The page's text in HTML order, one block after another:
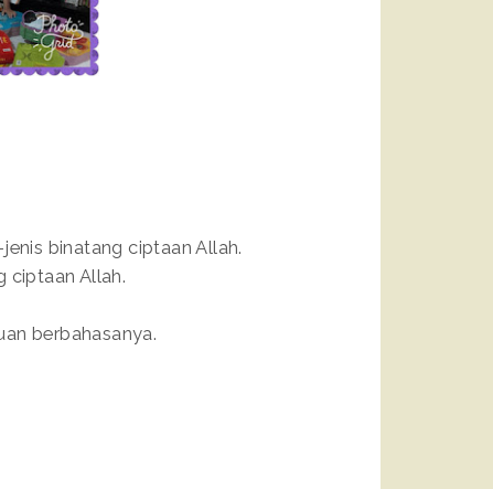
binatang ciptaan Allah.
ciptaan Allah.
berbahasanya.